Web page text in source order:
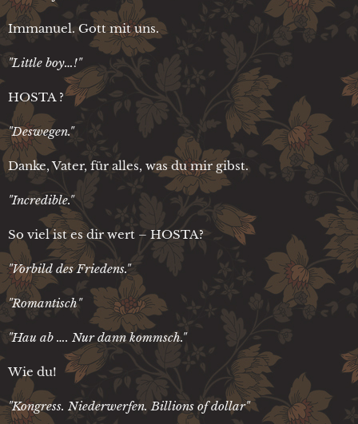
Immanuel. Gott mit uns.
"Little boy…!"
HOSTA ?
"Deswegen."
Danke, Vater, für alles, was du mir gibst.
"Incredible."
So viel ist es dir wert – HOSTA?
"Vorbild des Friedens."
"Romantisch"
"Hau ab …. Nur dann kommsch."
Wie du!
"Kongress. Niederwerfen. Billions of dollar"